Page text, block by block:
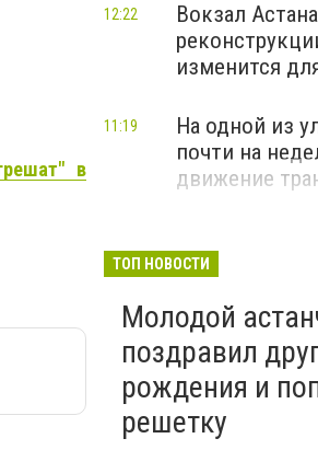
в
Вокзал
изменится
12:22
На одной из
почти на
движение
11:19
ТОП НОВОСТИ
Молодой
поздравил
рождения и
решетку